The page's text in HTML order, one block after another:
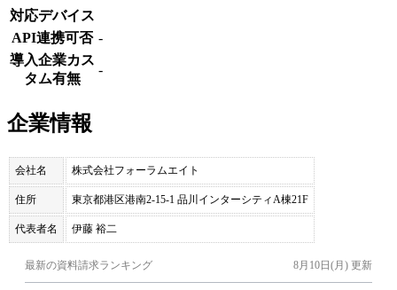
対応デバイス
API連携可否 -
導入企業カス
タム有無
-
企業情報
会社名 株式会社フォーラムエイト
住所 東京都港区港南2-15-1 品川インターシティA棟21F
代表者名 伊藤 裕二
最新の資料請求ランキング 8月10日(月) 更新